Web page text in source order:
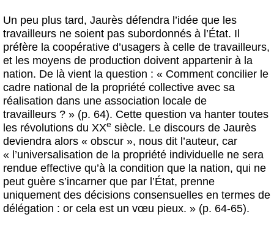
Un peu plus tard, Jaurès défendra l’idée que les
travailleurs ne soient pas subordonnés à l’État. Il
préfère la coopérative d’usagers à celle de travailleurs,
et les moyens de production doivent appartenir à la
nation. De là vient la question : « Comment concilier le
cadre national de la propriété collective avec sa
réalisation dans une association locale de
travailleurs ? » (p. 64). Cette question va hanter toutes
les révolutions du XXe siècle. Le discours de Jaurès
deviendra alors « obscur », nous dit l’auteur, car
« l’universalisation de la propriété individuelle ne sera
rendue effective qu’à la condition que la nation, qui ne
peut guère s’incarner que par l’État, prenne
uniquement des décisions consensuelles en termes de
délégation : or cela est un vœu pieux. » (p. 64-65).